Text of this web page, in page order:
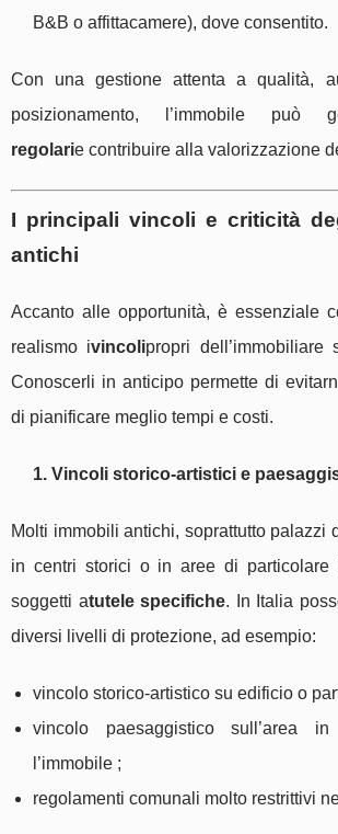
B&B o affittacamere), dove consentito.
Con una gestione attenta a qualità,
posizionamento, l’immobile può
regolarie contribuire alla valorizzazione
I principali vincoli e criticità
antichi
Accanto alle opportunità, è essenziale
realismo ivincolipropri dell’immobiliare
Conoscerli in anticipo permette di
di pianificare meglio tempi e costi.
1. Vincoli storico-artistici e
Molti immobili antichi, soprattutto palazzi
in centri storici o in aree di particolare
soggetti atutele specifiche. In Italia
diversi livelli di protezione, ad esempio:
vincolo storico-artistico su edificio o
vincolo paesaggistico sull’area
l’immobile ;
regolamenti comunali molto restrittivi